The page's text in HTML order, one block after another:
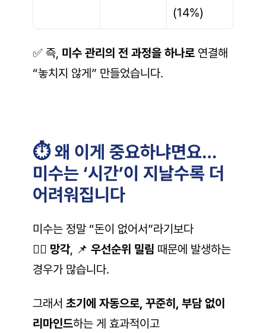
(14%)
✅ 즉, 미수 관리의 전 과정을 하나로 연결해
“놓치지 않게” 만들었습니다.
⏱️ 왜 이게 중요하냐면요…
미수는 ‘시간’이 지날수록 더
어려워집니다
미수는 정말 “돈이 없어서”라기보다
😵‍💫 망각, 📌 우선순위 밀림 때문에 발생하는
경우가 많습니다.
그래서 초기에 자동으로, 꾸준히, 부담 없이
리마인드하는 게 효과적이고